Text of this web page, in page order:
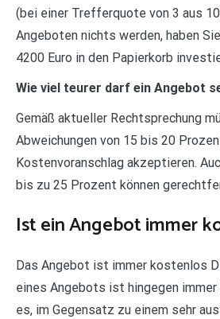
(bei einer Trefferquote von 3 aus
Angeboten nichts werden, haben
4200 Euro in den Papierkorb
Wie viel teurer darf ein Angebot
Gemäß aktueller Rechtsprechung
Abweichungen von 15 bis 20
Kostenvoranschlag akzeptieren.
bis zu 25 Prozent können
Ist ein Angebot immer
Das Angebot ist immer kostenlos
eines Angebots ist hingegen
es, im Gegensatz zu einem sehr